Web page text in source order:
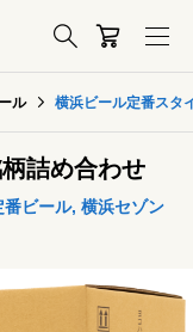
ル 横浜ビール定番スタ
詰め合わせ
番ビール, 横浜セゾン